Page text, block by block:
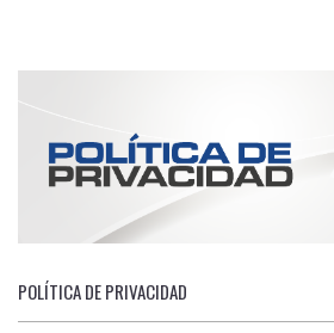
POLÍTICA DE PRIVACIDAD